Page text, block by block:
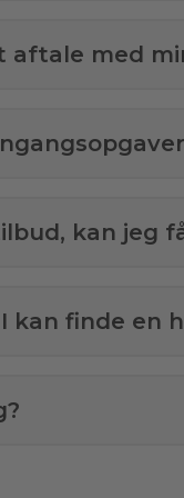
aftale med
kan jeg
kan finde en